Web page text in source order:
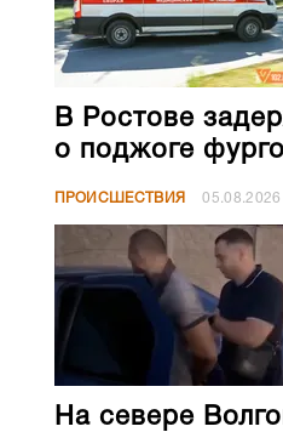
В Ростове
о поджоге
ПРОИСШЕСТВИЯ 05.08.2026
На севере